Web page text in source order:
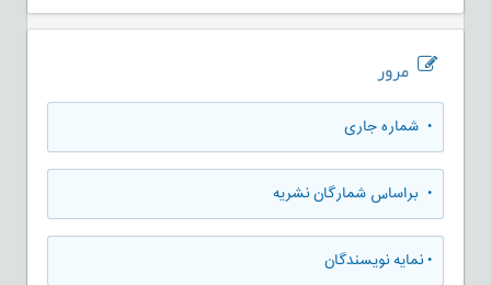
مرور
• شماره جاری
• براساس شمارگان نشریه
•نمایه نویسندگان